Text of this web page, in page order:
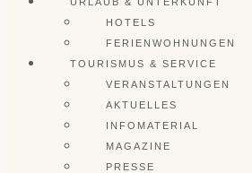
HOTELS
FERIENWOHNUNGEN
TOURISMUS & SERVICE
VERANSTALTUNGEN
AKTUELLES
INFOMATERIAL
MAGAZINE
PRESSE